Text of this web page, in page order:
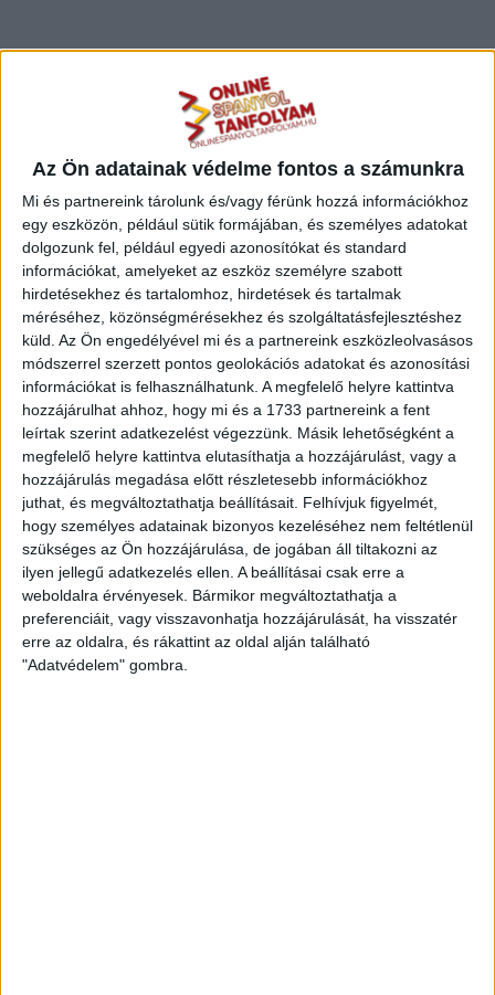
Az Ön adatainak védelme fontos a számunkra
Mi és partnereink tárolunk és/vagy férünk hozzá információkhoz
egy eszközön, például sütik formájában, és személyes adatokat
dolgozunk fel, például egyedi azonosítókat és standard
információkat, amelyeket az eszköz személyre szabott
hirdetésekhez és tartalomhoz, hirdetések és tartalmak
méréséhez, közönségmérésekhez és szolgáltatásfejlesztéshez
küld. Az Ön engedélyével mi és a partnereink eszközleolvasásos
módszerrel szerzett pontos geolokációs adatokat és azonosítási
információkat is felhasználhatunk. A megfelelő helyre kattintva
hozzájárulhat ahhoz, hogy mi és a 1733 partnereink a fent
leírtak szerint adatkezelést végezzünk. Másik lehetőségként a
megfelelő helyre kattintva elutasíthatja a hozzájárulást, vagy a
hozzájárulás megadása előtt részletesebb információkhoz
juthat, és megváltoztathatja beállításait. Felhívjuk figyelmét,
hogy személyes adatainak bizonyos kezeléséhez nem feltétlenül
szükséges az Ön hozzájárulása, de jogában áll tiltakozni az
ilyen jellegű adatkezelés ellen. A beállításai csak erre a
weboldalra érvényesek. Bármikor megváltoztathatja a
preferenciáit, vagy visszavonhatja hozzájárulását, ha visszatér
erre az oldalra, és rákattint az oldal alján található
"Adatvédelem" gombra.
SAJÁT MENÜ
Tanfolyamok
Leckék
Tanfolyamaim
Üzeneteim
Bejelentkezés
Spanyol minikurzus – A
birtokos jelzők és névmások